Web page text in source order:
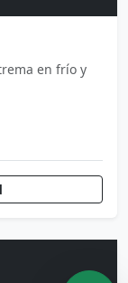
en frío y